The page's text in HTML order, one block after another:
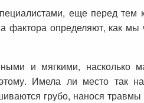
еще перед тем
фактора определяют, как мы
и мягкими, насколько
Имела ли место так
грубо, нанося травмы